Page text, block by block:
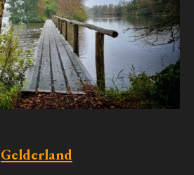
Gelderland